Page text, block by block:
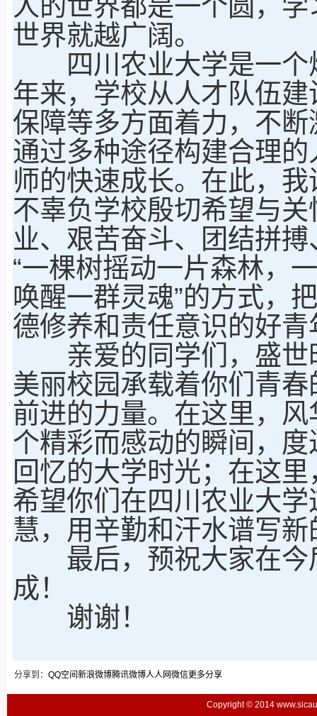
世界就越广阔。
四川农业大学是一个
年来，学校从人才队伍
保障等多方面着力，不
通过多种途径构建合理
师的快速成长。在此，
不辜负学校殷切希望与
业、艰苦奋斗、团结拼
“一棵树摇动一片森林，
唤醒一群灵魂”的方式，
德修养和责任意识的好青
亲爱的同学们，盛世
美丽校园承载着你们青
前进的力量。在这里，
个精彩而感动的瞬间，
回忆的大学时光；在这
希望你们在四川农业大
慧，用辛勤和汗水谱写新
最后，预祝大家在今
成！
谢谢！
分享到： QQ空间 新浪微博腾讯微博人人网微信更多分享
Copyright © 2014